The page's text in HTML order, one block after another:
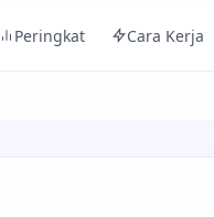
Peringkat Cara Kerja